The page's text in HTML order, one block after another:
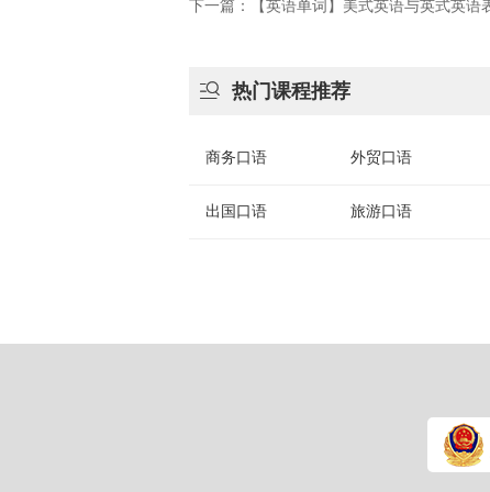
下一篇：【英语单词】美式英语与英式英语
 热门课程推荐
商务口语 外贸口语
出国口语 旅游口语